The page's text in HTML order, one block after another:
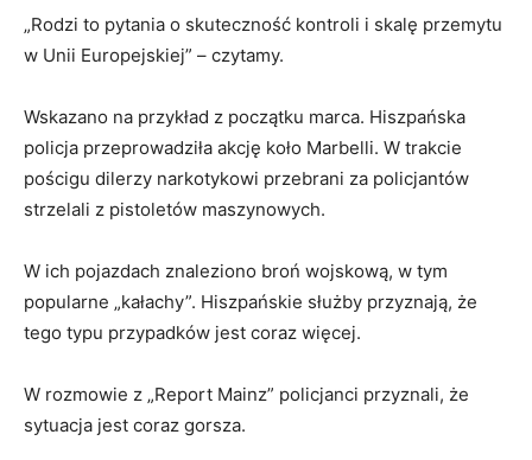
„Rodzi to pytania o skuteczność kontroli i skalę przemytu
w Unii Europejskiej” – czytamy.
Wskazano na przykład z początku marca. Hiszpańska
policja przeprowadziła akcję koło Marbelli. W trakcie
pościgu dilerzy narkotykowi przebrani za policjantów
strzelali z pistoletów maszynowych.
W ich pojazdach znaleziono broń wojskową, w tym
popularne „kałachy”. Hiszpańskie służby przyznają, że
tego typu przypadków jest coraz więcej.
W rozmowie z „Report Mainz” policjanci przyznali, że
sytuacja jest coraz gorsza.